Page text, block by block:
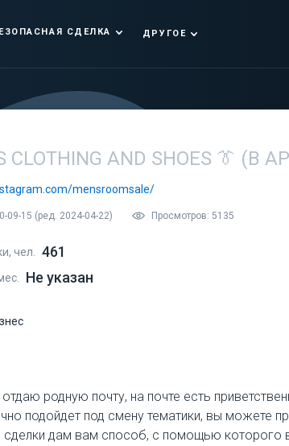
СДЕЛКА ДРУГОЕ
CLOTHING AND SHOES 👔 (В
mensroomsale/
09-15 (ред. 2024-04-22) Просмотров: 5135
чел. 461
Не указан
родную почту, на почте есть
подойдет под смену тематики, вы можете
дам вам способ, с помощью которого